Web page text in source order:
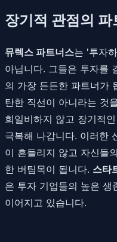
장기적 관점의 파
뮤렉스 파트너스는 '투자
아닙니다. 그들은 투자를
의 가장 든든한 파트너가
탄한 직선이 아니라는 것
희일비하지 않고 장기적
극복해 나갑니다. 이러한
이 흔들리지 않고 자신들
한 버팀목이 됩니다. 스타
은 투자 기업들의 높은 생
이어지고 있습니다.